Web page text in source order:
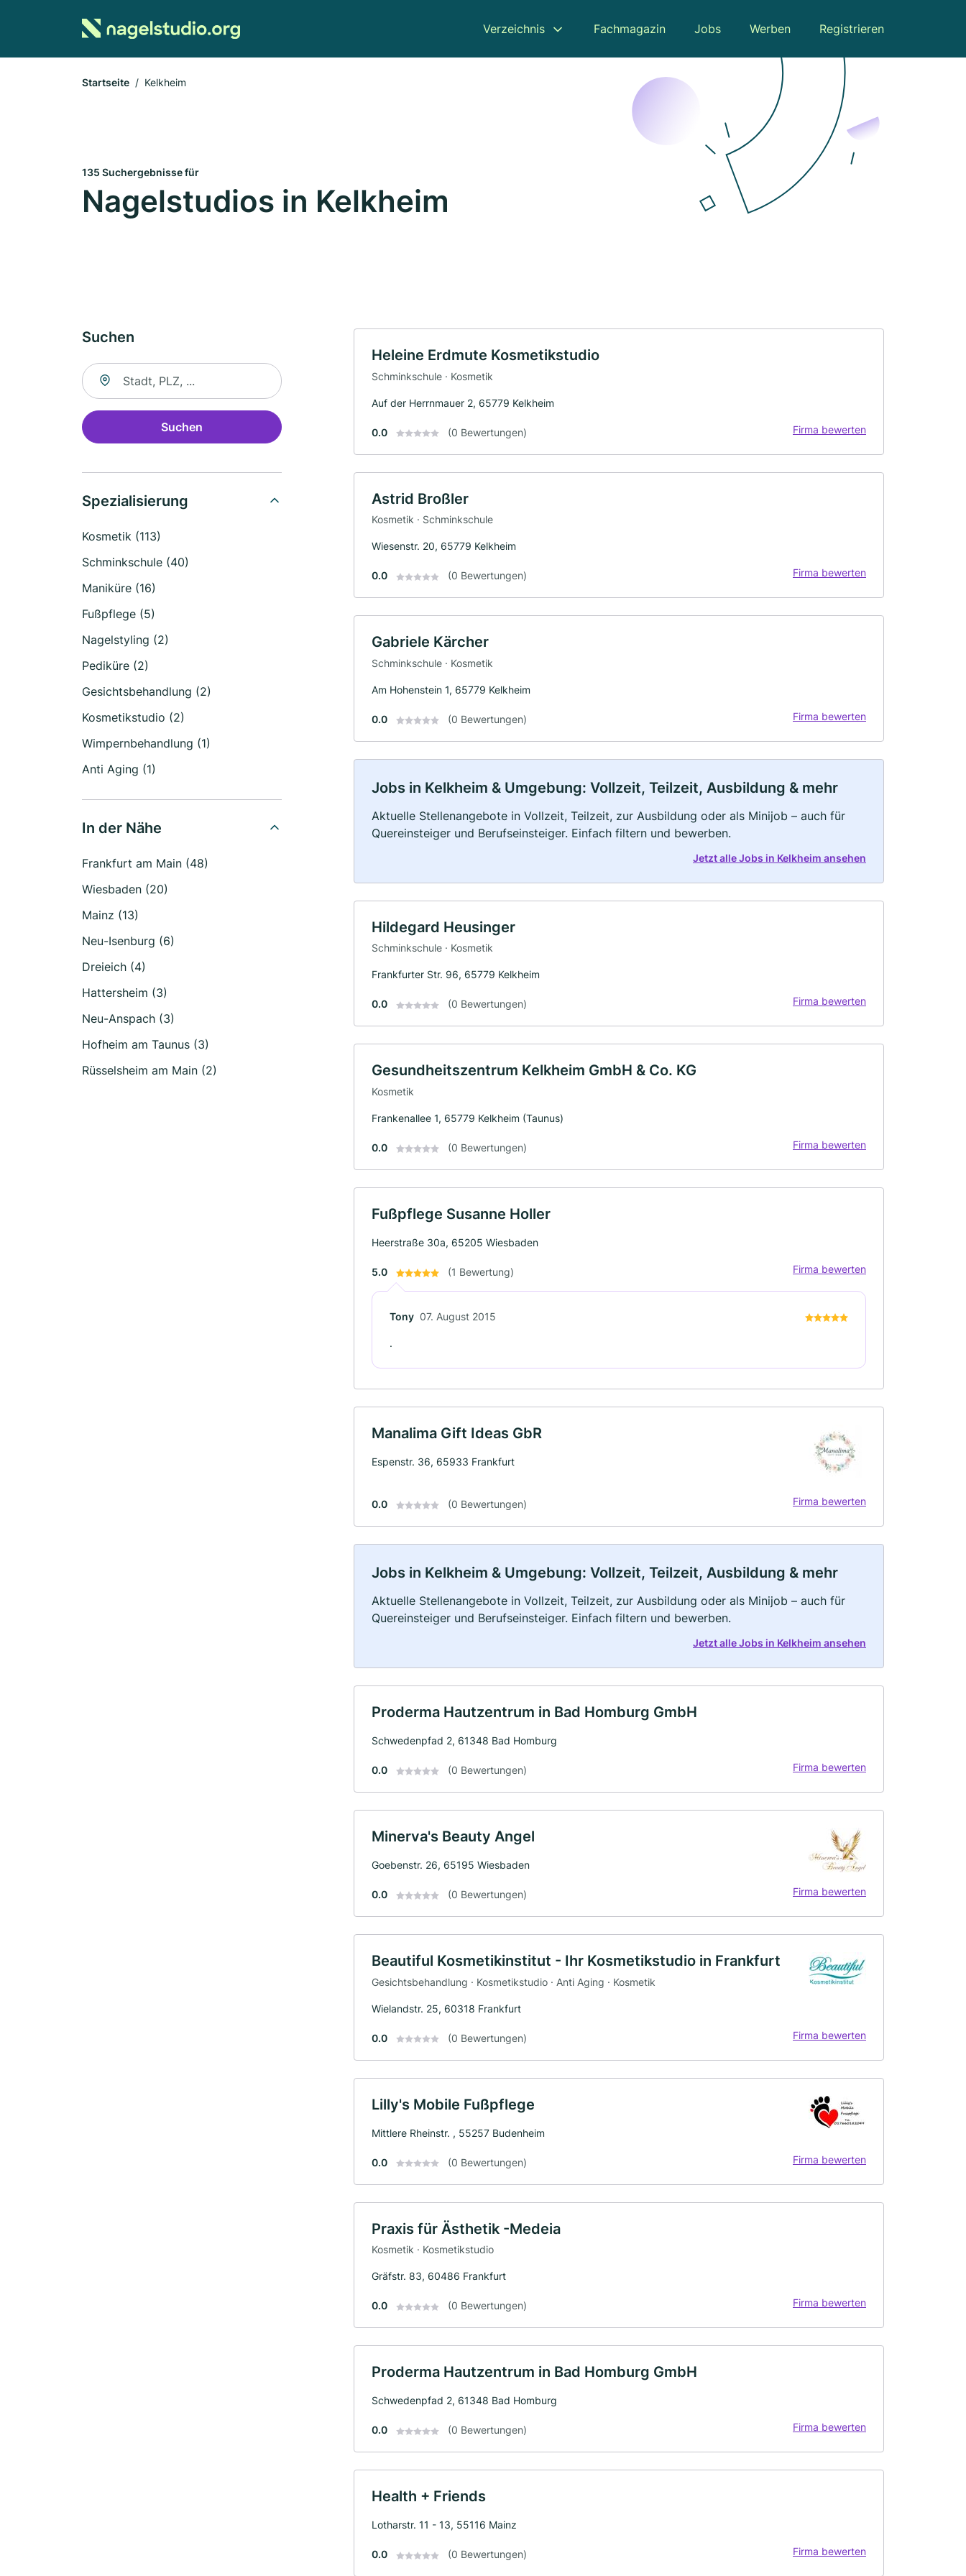
Verzeichnis Fachmagazin Jobs Werben Registrieren
Startseite Kelkheim
135 Suchergebnisse für
Nagelstudios in Kelkheim
Suchen
Suche nach Ort
Suchen
Spezialisierung
Kosmetik (113)
Schminkschule (40)
Maniküre (16)
Fußpflege (5)
Nagelstyling (2)
Pediküre (2)
Gesichtsbehandlung (2)
Kosmetikstudio (2)
Wimpernbehandlung (1)
Anti Aging (1)
In der Nähe
Frankfurt am Main (48)
Wiesbaden (20)
Mainz (13)
Neu-Isenburg (6)
Dreieich (4)
Hattersheim (3)
Neu-Anspach (3)
Hofheim am Taunus (3)
Rüsselsheim am Main (2)
Heleine Erdmute Kosmetikstudio
Schminkschule · Kosmetik
Auf der Herrnmauer 2, 65779 Kelkheim
0.0 (0 Bewertungen) Firma bewerten
Astrid Broßler
Kosmetik · Schminkschule
Wiesenstr. 20, 65779 Kelkheim
0.0 (0 Bewertungen) Firma bewerten
Gabriele Kärcher
Schminkschule · Kosmetik
Am Hohenstein 1, 65779 Kelkheim
0.0 (0 Bewertungen) Firma bewerten
Jobs in Kelkheim & Umgebung: Vollzeit, Teilzeit, Ausbildung & mehr
Aktuelle Stellenangebote in Vollzeit, Teilzeit, zur Ausbildung oder als Minijob – auch für
Quereinsteiger und Berufseinsteiger. Einfach filtern und bewerben.
Jetzt alle Jobs in Kelkheim ansehen
Hildegard Heusinger
Schminkschule · Kosmetik
Frankfurter Str. 96, 65779 Kelkheim
0.0 (0 Bewertungen) Firma bewerten
Gesundheitszentrum Kelkheim GmbH & Co. KG
Kosmetik
Frankenallee 1, 65779 Kelkheim (Taunus)
0.0 (0 Bewertungen) Firma bewerten
Fußpflege Susanne Holler
Heerstraße 30a, 65205 Wiesbaden
5.0 (1 Bewertung) Firma bewerten
Tony 07. August 2015
.
Manalima Gift Ideas GbR
Espenstr. 36, 65933 Frankfurt
0.0 (0 Bewertungen) Firma bewerten
Jobs in Kelkheim & Umgebung: Vollzeit, Teilzeit, Ausbildung & mehr
Aktuelle Stellenangebote in Vollzeit, Teilzeit, zur Ausbildung oder als Minijob – auch für
Quereinsteiger und Berufseinsteiger. Einfach filtern und bewerben.
Jetzt alle Jobs in Kelkheim ansehen
Proderma Hautzentrum in Bad Homburg GmbH
Schwedenpfad 2, 61348 Bad Homburg
0.0 (0 Bewertungen) Firma bewerten
Minerva's Beauty Angel
Goebenstr. 26, 65195 Wiesbaden
0.0 (0 Bewertungen) Firma bewerten
Beautiful Kosmetikinstitut - Ihr Kosmetikstudio in Frankfurt
Gesichtsbehandlung · Kosmetikstudio · Anti Aging · Kosmetik
Wielandstr. 25, 60318 Frankfurt
0.0 (0 Bewertungen) Firma bewerten
Lilly's Mobile Fußpflege
Mittlere Rheinstr. , 55257 Budenheim
0.0 (0 Bewertungen) Firma bewerten
Praxis für Ästhetik -Medeia
Kosmetik · Kosmetikstudio
Gräfstr. 83, 60486 Frankfurt
0.0 (0 Bewertungen) Firma bewerten
Proderma Hautzentrum in Bad Homburg GmbH
Schwedenpfad 2, 61348 Bad Homburg
0.0 (0 Bewertungen) Firma bewerten
Health + Friends
Lotharstr. 11 - 13, 55116 Mainz
0.0 (0 Bewertungen) Firma bewerten